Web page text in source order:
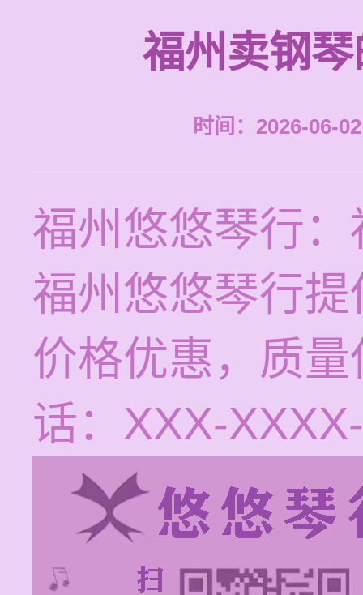
福州卖钢
时间：2026-06-
福州悠悠琴行
福州悠悠琴行
价格优惠，质
话：XXX-